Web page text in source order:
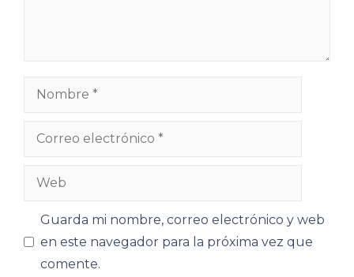
Nombre
Correo
Web
Guarda mi nombre, correo electrónico y web
en este navegador para la próxima vez que
comente.